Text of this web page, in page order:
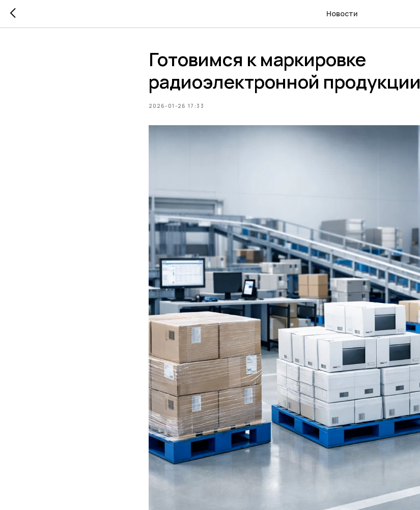
Новости
Готовимся к маркировке
радиоэлектронной продукции
2026-01-26 17:33